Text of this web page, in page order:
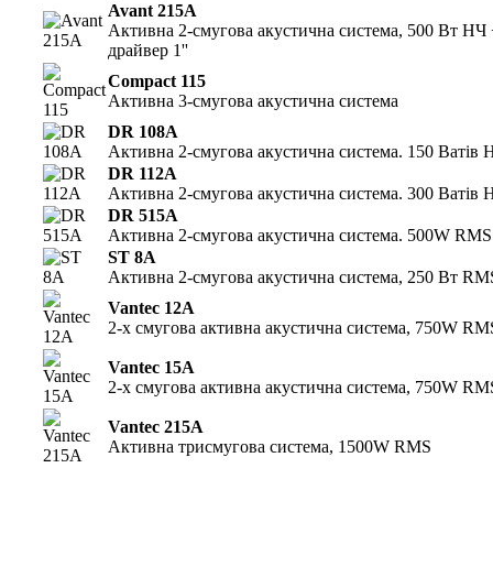
Avant 215A
Активна 2-смугова акустична система, 500 Вт
драйвер 1''
Compact 115
Активна 3-смугова акустична система
DR 108A
Активна 2-смугова акустична система. 150 Ватів
DR 112A
Активна 2-смугова акустична система. 300 Ватів
DR 515A
Активна 2-смугова акустична система. 500W RMS
ST 8A
Активна 2-смугова акустична система, 250 Вт
Vantec 12A
2-х смугова активна акустична система, 750W
Vantec 15A
2-х смугова активна акустична система, 750W
Vantec 215A
Активна трисмугова система, 1500W RMS